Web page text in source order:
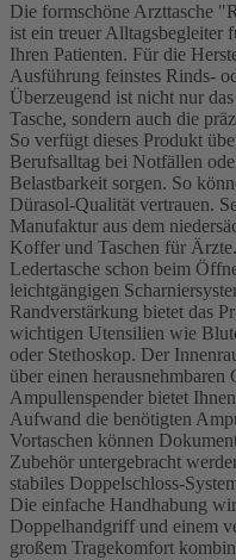
Die formschöne Arzttasche
ist ein treuer Alltagsbegleiter
Ihren Patienten. Für die
Ausführung feinstes Rinds-
Überzeugend ist nicht nur
Tasche, sondern auch die
So verfügt dieses Produkt
Berufsalltag bei Notfällen
Belastbarkeit sorgen. So
Dürasol-Qualität vertrauen.
Manufaktur aus dem
Koffer und Taschen für
Ledertasche schon beim
leichtgängigen
Randverstärkung bietet das
wichtigen Utensilien wie
oder Stethoskop. Der
über einen
Ampullenspender bietet
Aufwand die benötigten
Vortaschen können
Zubehör untergebracht
stabiles Doppelschloss-
Die einfache Handhabung
Doppelhandgriff und einem
großem Tragekomfort